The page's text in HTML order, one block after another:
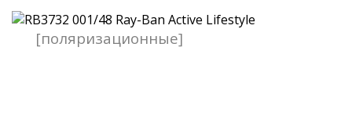
[поляризационные]